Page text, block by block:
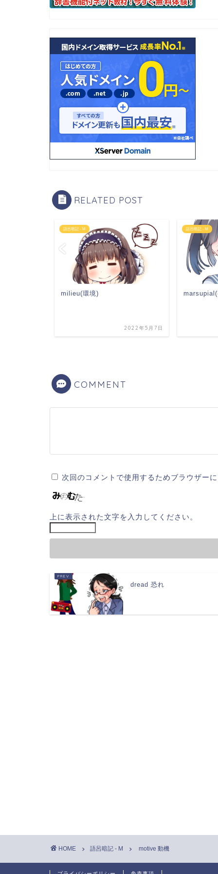
RELATED POST
語呂暗記 - M
milieu(環境)
2022年5月7日
語呂暗記 - M
COMMENT
次回のコメントで使用するためブラウザー
上に表示された文字を入力してください。
dread 恐れ
HOME 語呂暗記 - M motive 動機